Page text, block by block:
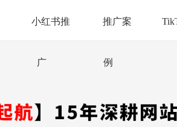
小红书推
广
推广案
例